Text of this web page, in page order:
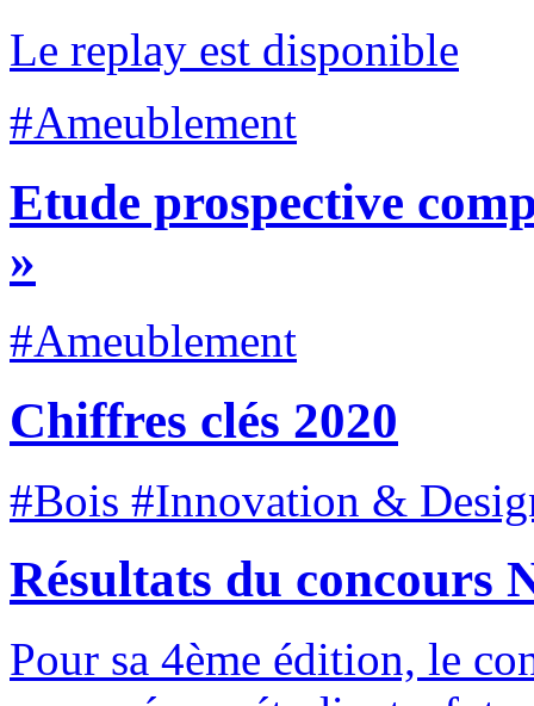
Le replay est disponible
#Ameublement
Etude prospective
»
#Ameublement
Chiffres clés 2020
#Bois #Innovation &
Résultats du concours
Pour sa 4ème édition, le